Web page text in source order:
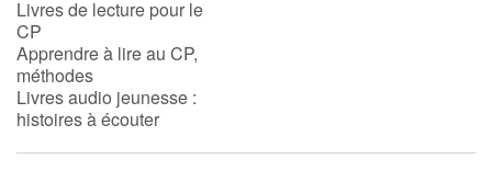
Livres de lecture pour le
CP
Apprendre à lire au CP,
méthodes
Livres audio jeunesse :
histoires à écouter